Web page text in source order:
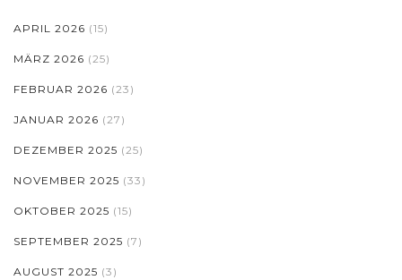
APRIL 2026 (15)
MÄRZ 2026 (25)
FEBRUAR 2026 (23)
JANUAR 2026 (27)
DEZEMBER 2025 (25)
NOVEMBER 2025 (33)
OKTOBER 2025 (15)
SEPTEMBER 2025 (7)
AUGUST 2025 (3)